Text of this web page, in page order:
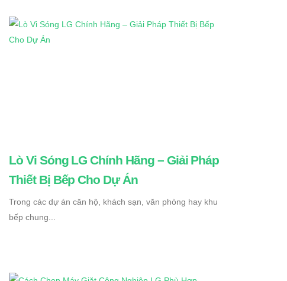
Lò Vi Sóng LG Chính Hãng – Giải Pháp
Thiết Bị Bếp Cho Dự Án
Trong các dự án căn hộ, khách sạn, văn phòng hay khu
bếp chung...